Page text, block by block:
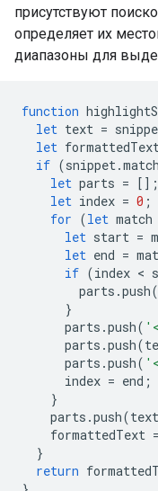
присутствуют
определяет их
диапазоны для
function
let text =
let
if (snippet.
let parts = [];
let index = 0 ;
for (let match
let start =
let end =
if (index <
parts .push(
}
parts .push(
parts .push(
parts .push(
index = end ;
}
parts .push(text
formattedText =
}
return